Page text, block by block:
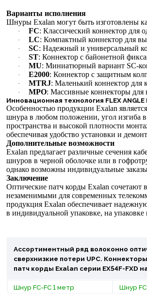
Варианты исполнения
Шнуры Exalan могут быть изготовлены
· FC: Классический коннектор для
· LC: Компактный коннектор для
· SC: Надежный и универсальный
· ST: Коннектор с байонетной
· MU: Миниатюрный вариант SC-
· E2000: Коннектор с защитным
· MTRJ: Маленький коннектор для
· MPO: Массивные коннекторы для
Инновационная технология FLEX ANGLE
Особенностью продукции Exalan
шнура в любом положении, угол изгиба в
пространства и высокой плотности
обеспечивая удобство установки и
Дополнительные возможности
Exalan предлагает различные сечения
шнуров в черной оболочке или в
однако возможны индивидуальные
Заключение
Оптические патч корды Exalan сочетают
незаменимыми для современных
продукция Exalan обеспечивает
в индивидуальной упаковке, на
Ассортиментный ряд волоконно
сверхнизкие потери UPC.
патч корды Exalan серии EX54F-FXD
Шнур FC-FC 1 метр Шнур